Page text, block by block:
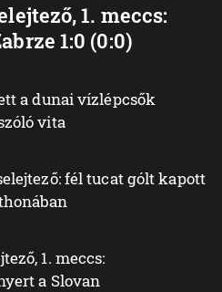
1. meccs:
1:0 (0:0)
a dunai vízlépcsők
vita
fél tucat gólt kapott
1. meccs:
a Slovan